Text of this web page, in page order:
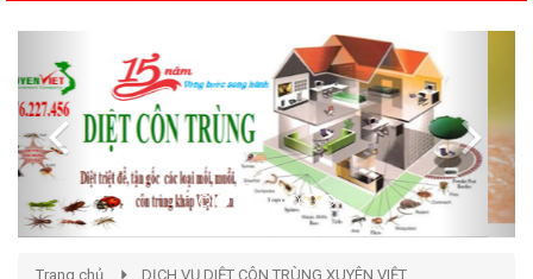
DỊCH VỤ DIỆT CÔN TRÙNG XUYÊN VIỆT